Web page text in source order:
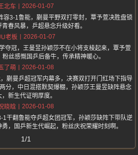
北车
2026-01-07
容3-1鲁能，蒯曼平野双打零封，覃予萱决胜盘锁
春风暴，乒超悬念升级好看。
老板
2026-01-07
夺冠，王曼昱孙颖莎不在小将支棱起来，覃予萱
丝感慨国乒后备牛，传承精神暖心。
了萌
2026-01-08
蒯曼乒超冠军内幕多，决赛双打开门红场下指导
分，中日混搭默契爆棚，孙颖莎王曼昱缺阵悬念
，新生代证明厚度。
晓晗
2026-01-08
1干翻鲁能夺乒超女团冠军，孙颖莎缺阵下带队逆
，国乒新生代崛起，粉丝庆祝荣耀时刻啊。
1/1